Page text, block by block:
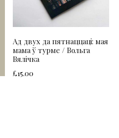
Ад двух да пятнаццаці: мая
мама ў турме / Вольга
Вялічка
£15.00